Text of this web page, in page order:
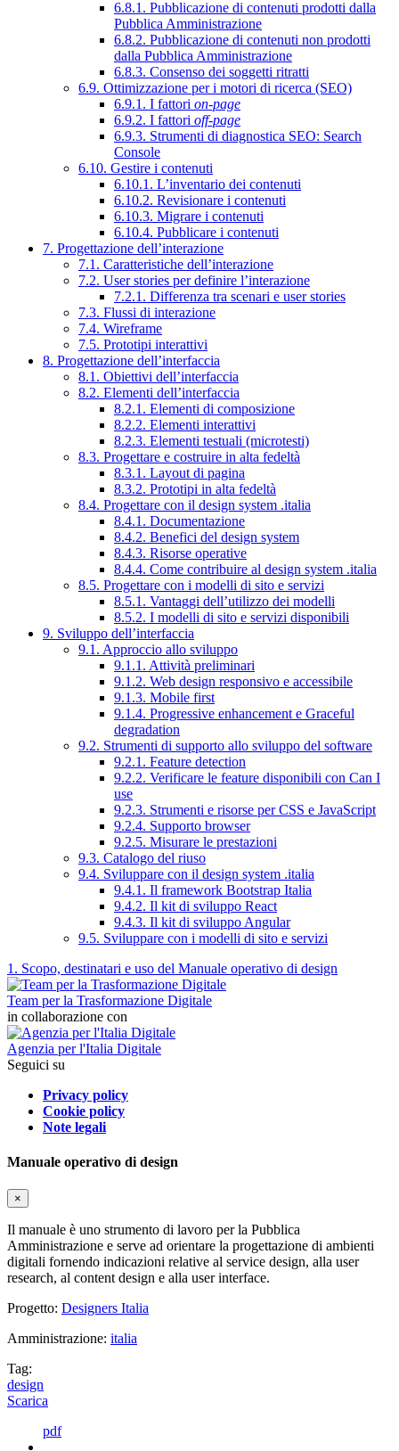
6.8.1. Pubblicazione di contenuti prodotti dalla
Pubblica Amministrazione
6.8.2. Pubblicazione di contenuti non prodotti
dalla Pubblica Amministrazione
6.8.3. Consenso dei soggetti ritratti
6.9. Ottimizzazione per i motori di ricerca (SEO)
6.9.1. I fattori on-page
6.9.2. I fattori off-page
6.9.3. Strumenti di diagnostica SEO: Search
Console
6.10. Gestire i contenuti
6.10.1. L’inventario dei contenuti
6.10.2. Revisionare i contenuti
6.10.3. Migrare i contenuti
6.10.4. Pubblicare i contenuti
7. Progettazione dell’interazione
7.1. Caratteristiche dell’interazione
7.2. User stories per definire l’interazione
7.2.1. Differenza tra scenari e user stories
7.3. Flussi di interazione
7.4. Wireframe
7.5. Prototipi interattivi
8. Progettazione dell’interfaccia
8.1. Obiettivi dell’interfaccia
8.2. Elementi dell’interfaccia
8.2.1. Elementi di composizione
8.2.2. Elementi interattivi
8.2.3. Elementi testuali (microtesti)
8.3. Progettare e costruire in alta fedeltà
8.3.1. Layout di pagina
8.3.2. Prototipi in alta fedeltà
8.4. Progettare con il design system .italia
8.4.1. Documentazione
8.4.2. Benefici del design system
8.4.3. Risorse operative
8.4.4. Come contribuire al design system .italia
8.5. Progettare con i modelli di sito e servizi
8.5.1. Vantaggi dell’utilizzo dei modelli
8.5.2. I modelli di sito e servizi disponibili
9. Sviluppo dell’interfaccia
9.1. Approccio allo sviluppo
9.1.1. Attività preliminari
9.1.2. Web design responsivo e accessibile
9.1.3. Mobile first
9.1.4. Progressive enhancement e Graceful
degradation
9.2. Strumenti di supporto allo sviluppo del software
9.2.1. Feature detection
9.2.2. Verificare le feature disponibili con Can I
use
9.2.3. Strumenti e risorse per CSS e JavaScript
9.2.4. Supporto browser
9.2.5. Misurare le prestazioni
9.3. Catalogo del riuso
9.4. Sviluppare con il design system .italia
9.4.1. Il framework Bootstrap Italia
9.4.2. Il kit di sviluppo React
9.4.3. Il kit di sviluppo Angular
9.5. Sviluppare con i modelli di sito e servizi
1. Scopo, destinatari e uso del Manuale operativo di design
Team per la Trasformazione Digitale
in collaborazione con
Agenzia per l'Italia Digitale
Seguici su
Privacy policy
Cookie policy
Note legali
Manuale operativo di design
×
Il manuale è uno strumento di lavoro per la Pubblica
Amministrazione e serve ad orientare la progettazione di ambienti
digitali fornendo indicazioni relative al service design, alla user
research, al content design e alla user interface.
Progetto: Designers Italia
Amministrazione: italia
Tag:
design
Scarica
pdf